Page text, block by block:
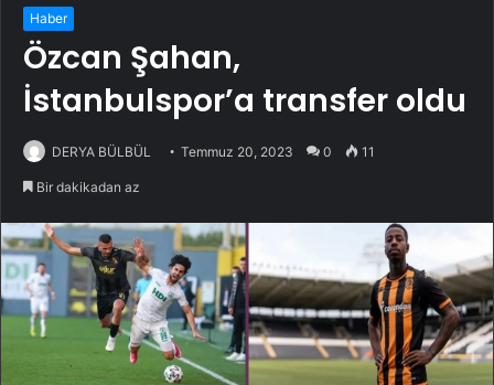
Haber
Özcan Şahan,
İstanbulspor’a transfer oldu
DERYA BÜLBÜL Temmuz 20, 2023 0 11
Bir dakikadan az